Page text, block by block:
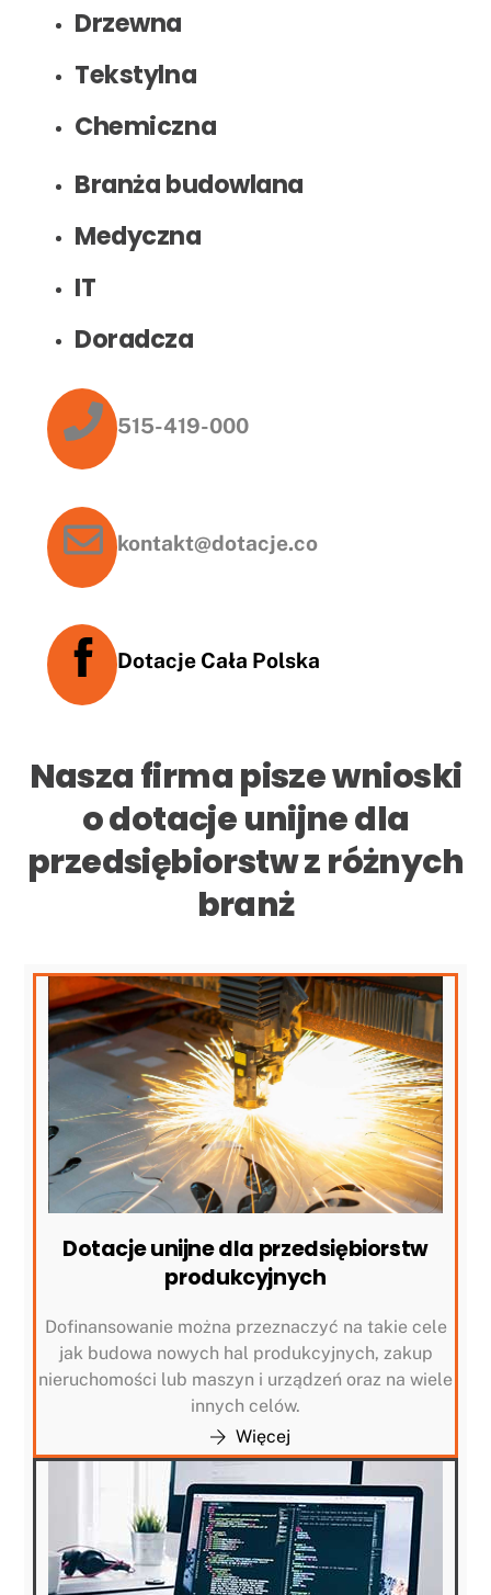
Drzewna
Tekstylna
Chemiczna
Branża budowlana
Medyczna
IT
Doradcza
515-419-000
kontakt@dotacje.co
Dotacje Cała Polska
Nasza firma pisze wnioski
o dotacje unijne dla
przedsiębiorstw z różnych
branż
Dotacje unijne dla przedsiębiorstw
produkcyjnych
Dofinansowanie można przeznaczyć na takie cele
jak budowa nowych hal produkcyjnych, zakup
nieruchomości lub maszyn i urządzeń oraz na wiele
innych celów.
Więcej